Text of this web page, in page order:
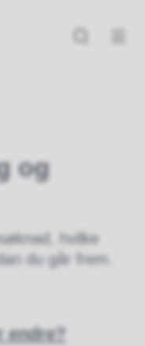
og
hvilke
du går frem.
endre?